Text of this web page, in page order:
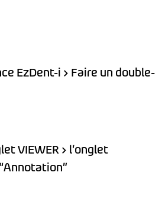
EzDent-i > Faire un double-
VIEWER > l’onglet